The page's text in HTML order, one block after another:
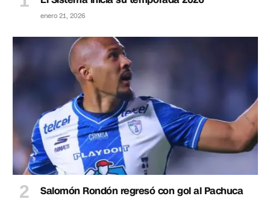
enero 21, 2026
Salomón Rondón regresó con gol al Pachuca